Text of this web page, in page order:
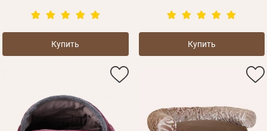
Купить Купить